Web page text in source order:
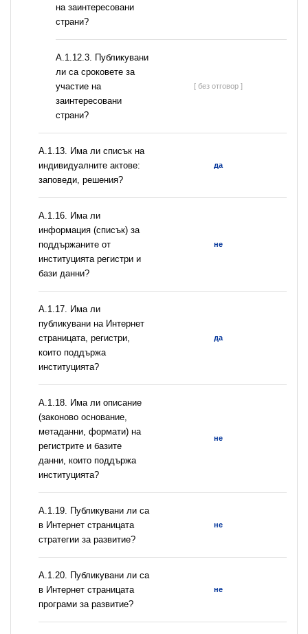
на заинтересовани
страни?
А.1.12.3. Публикувани
ли са сроковете за
участие на
заинтересовани
страни?
[ без отговор ]
А.1.13. Има ли списък на
индивидуалните актове:
заповеди, решения?
да
А.1.16. Има ли
информация (списък) за
поддържаните от
институцията регистри и
бази данни?
не
А.1.17. Има ли
публикувани на Интернет
страницата, регистри,
които поддържа
институцията?
да
А.1.18. Има ли описание
(законово основание,
метаданни, формати) на
регистрите и базите
данни, които поддържа
институцията?
не
А.1.19. Публикувани ли са
в Интернет страницата
стратегии за развитие?
не
А.1.20. Публикувани ли са
в Интернет страницата
програми за развитие?
не